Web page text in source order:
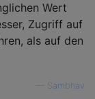
Wert
Zugriff auf
als auf den
Sambhav